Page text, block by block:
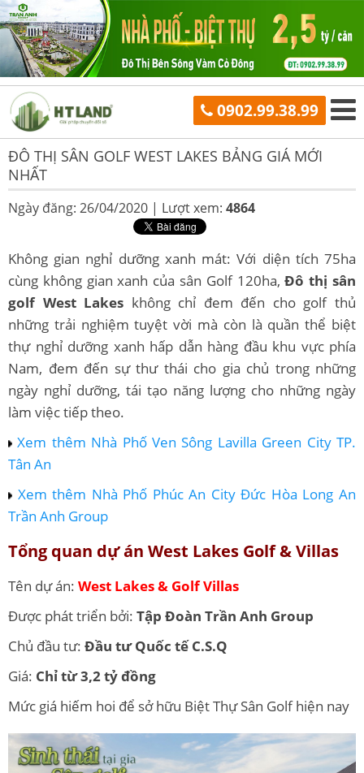
0902.99.38.99
ĐÔ THỊ SÂN GOLF WEST LAKES BẢNG GIÁ MỚI
NHẤT
Ngày đăng: 26/04/2020 | Lượt xem: 4864
Không gian nghỉ dưỡng xanh mát: Với diện tích 75ha
cùng không gian xanh của sân Golf 120ha,Đô thị sân
golf West Lakes không chỉ đem đến cho golf thủ
những trải nghiệm tuyệt vời mà còn là quần thể biệt
thự nghỉ dưỡng xanh hấp dẫn hàng đầu khu vực phía
Nam, đem đến sự thư thái cho gia chủ trong những
ngày nghỉ dưỡng, tái tạo năng lượng cho những ngày
làm việc tiếp theo.
Xem thêm Nhà Phố Ven Sông Lavilla Green City TP.
Tân An
Xem thêm Nhà Phố Phúc An City Đức Hòa Long An
Trần Anh Group
Tổng quan dự án West Lakes Golf & Villas
Tên dự án: West Lakes & Golf Villas
Được phát triển bởi: Tập Đoàn Trần Anh Group
Chủ đầu tư: Đầu tư Quốc tế C.S.Q
Giá: Chỉ từ 3,2 tỷ đồng
Mức giá hiếm hoi để sở hữu Biệt Thự Sân Golf hiện nay